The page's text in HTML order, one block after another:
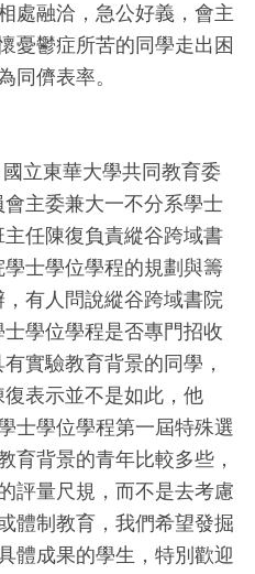
處融洽，急公好義，會主
憂鬱症所苦的同學走出困
同儕表率。
國立東華大學共同教育委
會主委兼大一不分系學士
主任陳復負責縱谷跨域書
學士學位學程的規劃與籌
，有人問說縱谷跨域書院
士學位學程是否專門招收
有實驗教育背景的同學，
復表示並不是如此，他
士學位學程第一屆特殊選
育背景的青年比較多些，
評量尺規，而不是去考慮
體制教育，我們希望發掘
體成果的學生，特別歡迎